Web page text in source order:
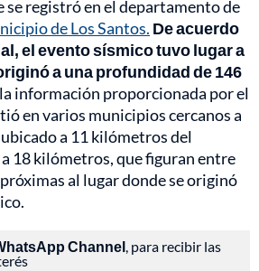
se registró en el departamento de
de Los Santos. De acuerdo
el evento sísmico tuvo lugar a
a una profundidad de 146
información proporcionada por el
en varios municipios cercanos a
a 11 kilómetros del
18 kilómetros, que figuran entre
al lugar donde se originó
Channel, para recibir las